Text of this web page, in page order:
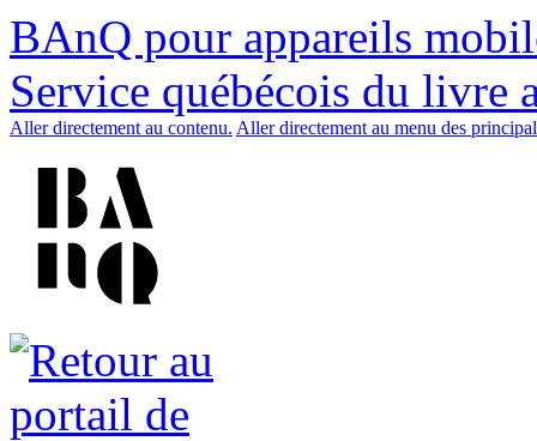
BAnQ pour appareils
Service québécois du livre
Aller directement au contenu. Aller directement au menu des